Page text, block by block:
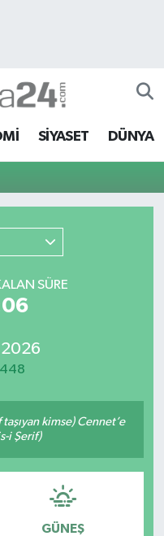
SİYASET DÜNYA
SÜRE
kimse) Cennet’e
i Şerif)
GÜNEŞ
Fikstür